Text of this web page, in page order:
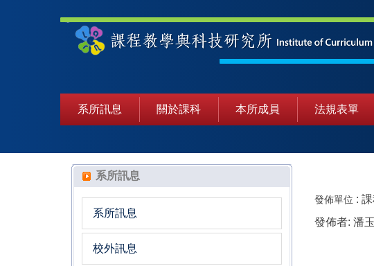
系所訊息 關於課科 本所成員 法規表單
系所訊息
系所訊息
校外訊息
發佈單位 :
發佈者: 潘